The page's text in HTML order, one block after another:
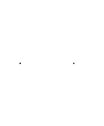
. .